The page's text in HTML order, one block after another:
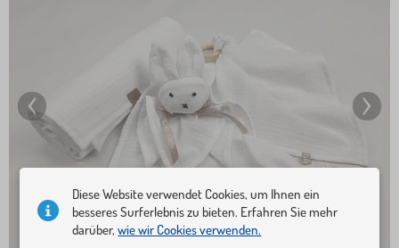
Diese Website verwendet Cookies, um Ihnen ein
besseres Surferlebnis zu bieten. Erfahren Sie mehr
darüber,wie wir Cookies verwenden.